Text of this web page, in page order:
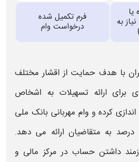
یا
به فرم تکمیل‌ شده
درخواست وام
با هدف حمایت از اقشار مختلف
برای ارائه تسهیلات به اشخاص
اندازی کرده و وام مهربانی بانک ملی
را با کارمزد ۲ تا ۴ درصد به متقاضیان ارائه می‌ دهد.
داشتن حساب در مرکز مالی و